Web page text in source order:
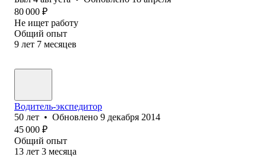
80 000 ₽
Не ищет работу
Общий опыт
9 лет 7 месяцев
Водитель-экспедитор
50 лет • Обновлено 9 декабря 2014
45 000 ₽
Общий опыт
13 лет 3 месяца